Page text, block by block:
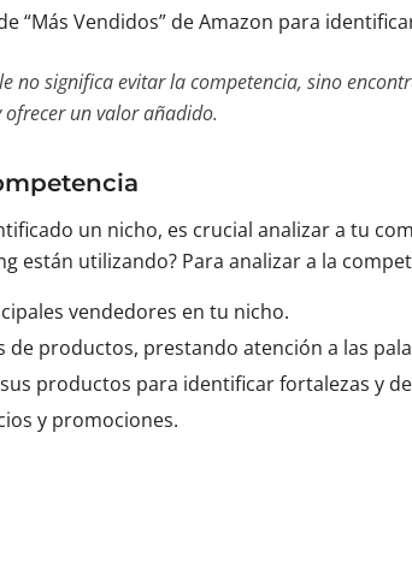
“Más Vendidos” de Amazon para
no significa evitar la competencia, sino
un valor añadido.
un nicho, es crucial analizar a tu
están utilizando? Para analizar a la
vendedores en tu nicho.
de productos, prestando atención a las
productos para identificar fortalezas y
y promociones.